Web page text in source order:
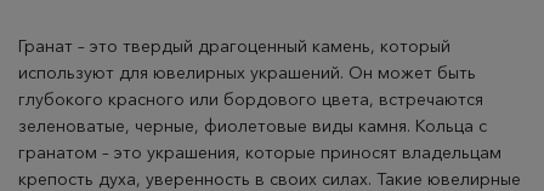
Гранат – это твердый драгоценный камень, который
используют для ювелирных украшений. Он может быть
глубокого красного или бордового цвета, встречаются
зеленоватые, черные, фиолетовые виды камня. Кольца с
гранатом – это украшения, которые приносят владельцам
крепость духа, уверенность в своих силах. Такие ювелирные